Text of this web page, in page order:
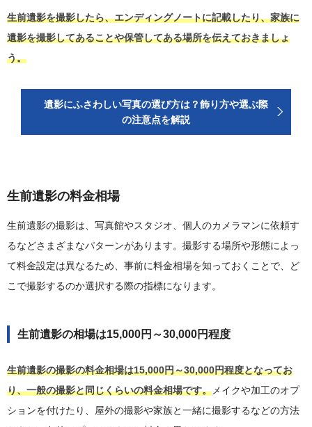
生前遺影を撮影したら、エンディングノートに記載したり、家族に
遺影を撮影してあることや保管してある場所を伝えておきましょ
う。
遺影にふさわしい写真の選び方は？飾り方や選ぶ際
の注意点を解説
生前遺影の料金相場
生前遺影の撮影は、写真館やスタジオ、個人のカメラマンに依頼す
るなどさまざまなパターンがあります。撮影する場所や形態によっ
て料金設定は異なるため、事前に料金相場を知っておくことで、ど
こで撮影するのか選択する際の指標になります。
生前遺影の相場は15,000円～30,000円程度
生前遺影の撮影の料金相場は15,000円～30,000円程度となってお
り、一般の撮影と同じくらいの料金相場です。メイクや加工のオプ
ションを付けたり、屋外の撮影や家族と一緒に撮影するなどの方法